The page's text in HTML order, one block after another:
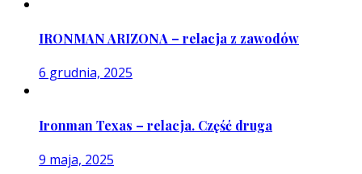
IRONMAN ARIZONA – relacja z zawodów
6 grudnia, 2025
Ironman Texas – relacja. Część druga
9 maja, 2025